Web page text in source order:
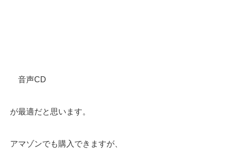
音声CD
が最適だと思います。
アマゾンでも購入できますが、